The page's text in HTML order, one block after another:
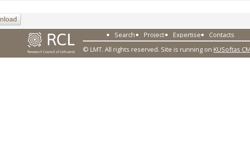
Search Project Expertise
Contacts
© LMT. All rights reserved. Site is running on KUSoftas